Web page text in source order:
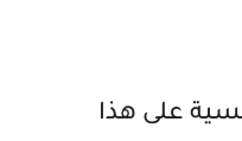
على هذا